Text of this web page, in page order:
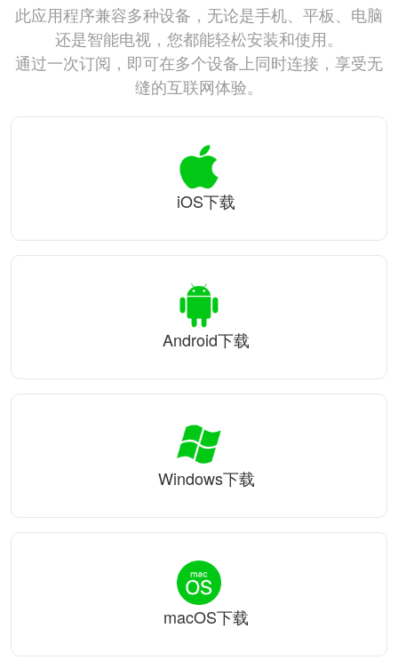
此应用程序兼容多种设备，无论是手机、平板、电脑
还是智能电视，您都能轻松安装和使用。
通过一次订阅，即可在多个设备上同时连接，享受无
缝的互联网体验。
iOS下载
Android下载
Windows下载
macOS下载